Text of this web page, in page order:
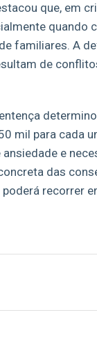
que, em
familiares. A
de
mil para cada
e
das
recorrer